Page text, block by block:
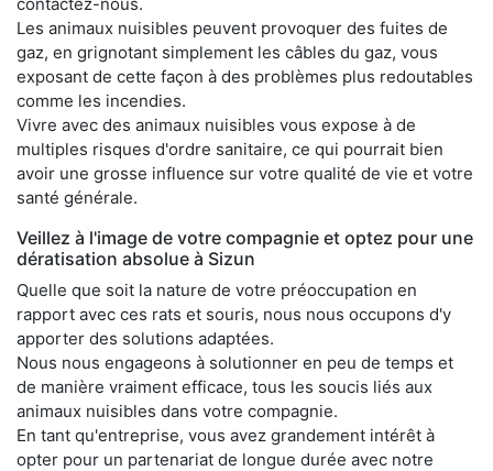
Les animaux nuisibles peuvent provoquer des fuites de
gaz, en grignotant simplement les câbles du gaz, vous
exposant de cette façon à des problèmes plus redoutables
comme les incendies.
Vivre avec des animaux nuisibles vous expose à de
multiples risques d'ordre sanitaire, ce qui pourrait bien
avoir une grosse influence sur votre qualité de vie et votre
santé générale.
Veillez à l'image de votre compagnie et optez pour une
dératisation absolue à Sizun
Quelle que soit la nature de votre préoccupation en
rapport avec ces rats et souris, nous nous occupons d'y
apporter des solutions adaptées.
Nous nous engageons à solutionner en peu de temps et
de manière vraiment efficace, tous les soucis liés aux
animaux nuisibles dans votre compagnie.
En tant qu'entreprise, vous avez grandement intérêt à
opter pour un partenariat de longue durée avec notre